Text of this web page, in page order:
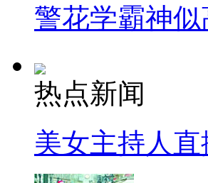
警花学霸神
热点新闻
美女主持人